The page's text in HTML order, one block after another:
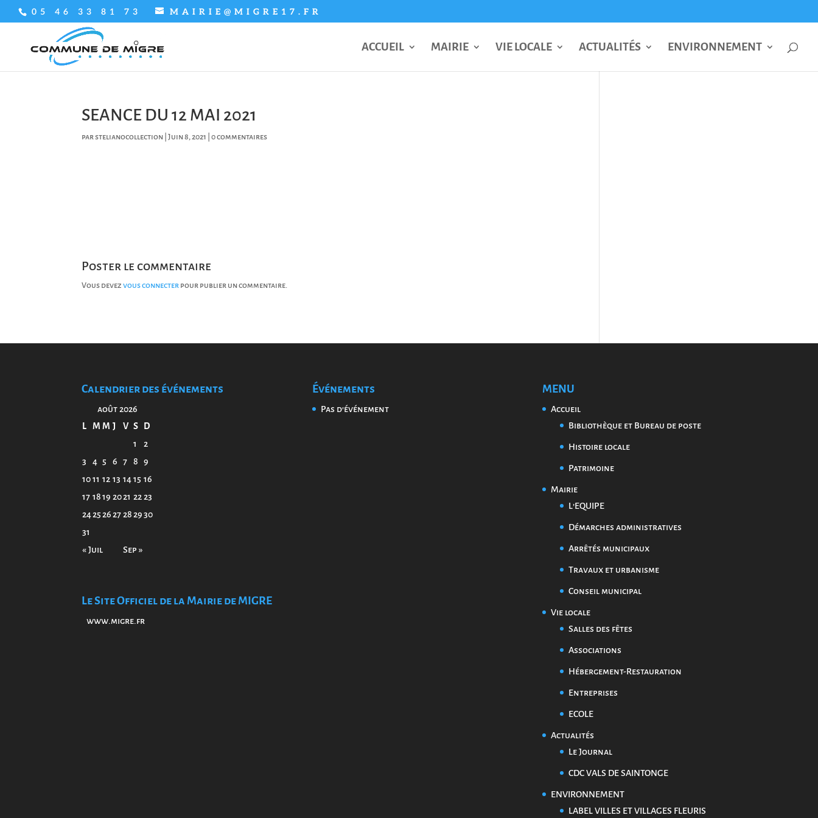
05 46 33 81 73 MAIRIE@MIGRE17.FR
ACCUEIL MAIRIE VIE LOCALE ACTUALITÉS ENVIRONNEMENT
SEANCE DU 12 MAI 2021
parstelianocollection |Juin 8, 2021 |0 commentaires
Poster le commentaire
Vous devezvous connecter pour publier un commentaire.
Calendrier des événements
août 2026
L
M M J V S
D
1
2
3
4 5 6 7 8
9
10 11 12 13 14 15 16
17 18 19 2021 22 23
2425 26 27 28 29 30
31
« Juil
Sep »
Le Site Officiel de la Mairie de MIGRE
www.migre.fr
Événements
Pas d'événement
MENU
Accueil
Bibliothèque et Bureau de poste
Histoire locale
Patrimoine
Mairie
L’EQUIPE
Démarches administratives
Arrêtés municipaux
Travaux et urbanisme
Conseil municipal
Vie locale
Salles des fêtes
Associations
Hébergement-Restauration
Entreprises
ECOLE
Actualités
Le Journal
CDC VALS DE SAINTONGE
ENVIRONNEMENT
LABEL VILLES ET VILLAGES FLEURIS